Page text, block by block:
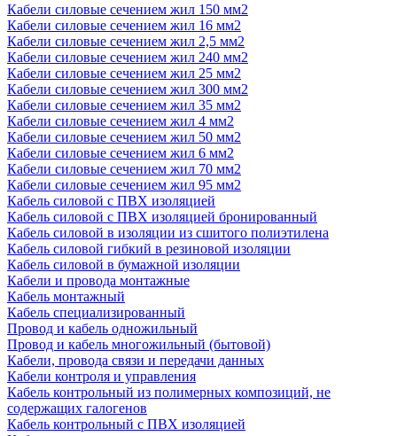
Кабели силовые сечением жил 150 мм2
Кабели силовые сечением жил 16 мм2
Кабели силовые сечением жил 2,5 мм2
Кабели силовые сечением жил 240 мм2
Кабели силовые сечением жил 25 мм2
Кабели силовые сечением жил 300 мм2
Кабели силовые сечением жил 35 мм2
Кабели силовые сечением жил 4 мм2
Кабели силовые сечением жил 50 мм2
Кабели силовые сечением жил 6 мм2
Кабели силовые сечением жил 70 мм2
Кабели силовые сечением жил 95 мм2
Кабель силовой с ПВХ изоляцией
Кабель силовой с ПВХ изоляцией бронированный
Кабель силовой в изоляции из сшитого полиэтилена
Кабель силовой гибкий в резиновой изоляции
Кабель силовой в бумажной изоляции
Кабели и провода монтажные
Кабель монтажный
Кабель специализированный
Провод и кабель одножильный
Провод и кабель многожильный (бытовой)
Кабели, провода связи и передачи данных
Кабели контроля и управления
Кабель контрольный из полимерных композиций, не
содержащих галогенов
Кабель контрольный с ПВХ изоляцией